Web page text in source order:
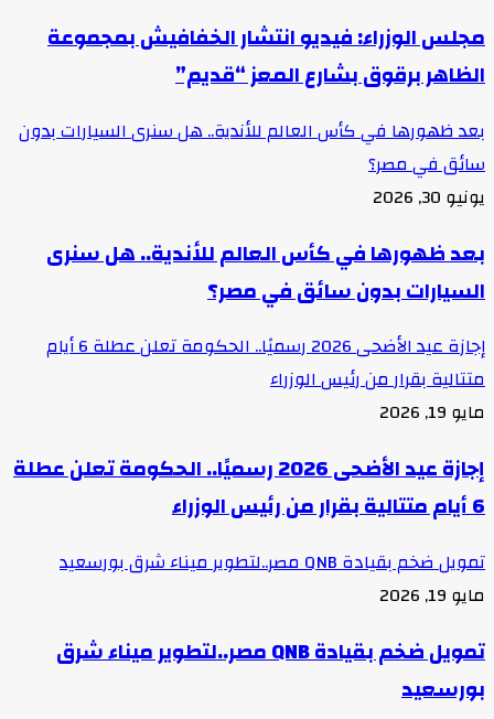
مجلس الوزراء: فيديو انتشار الخفافيش بمجموعة
الظاهر برقوق بشارع المعز “قديم”
بعد ظهورها في كأس العالم للأندية.. هل سنرى السيارات بدون
سائق في مصر؟
يونيو 30, 2026
بعد ظهورها في كأس العالم للأندية.. هل سنرى
السيارات بدون سائق في مصر؟
إجازة عيد الأضحى 2026 رسميًا.. الحكومة تعلن عطلة 6 أيام
متتالية بقرار من رئيس الوزراء
مايو 19, 2026
إجازة عيد الأضحى 2026 رسميًا.. الحكومة تعلن عطلة
6 أيام متتالية بقرار من رئيس الوزراء
تمويل ضخم بقيادة QNB مصر..لتطوير ميناء شرق بورسعيد
مايو 19, 2026
تمويل ضخم بقيادة QNB مصر..لتطوير ميناء شرق
بورسعيد